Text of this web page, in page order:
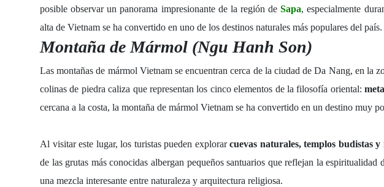
posible observar un panorama impresionante de la región deSapa, especialmente
alta de Vietnam se ha convertido en uno de los destinos naturales más populares del país.
Montaña de Mármol (Ngu Hanh Son)
Lasmontañas de mármol Vietnamse encuentran cerca de la ciudad de Da Nang, en la
colinas de piedra caliza que representan los cinco elementos de la filosofía oriental:
cercana a la costa, la montaña de mármol Vietnam se ha convertido en un destino muy
Al visitar este lugar, los turistas pueden explorarcuevas naturales, templos budistas
de las grutas más conocidas albergan pequeños santuarios que reflejan la
una mezcla interesante entre naturaleza y arquitectura religiosa.